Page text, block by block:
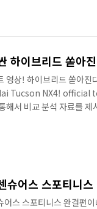
다. 최근까지 22부의 영상
!(하단 클릭) 현대차에
하이브리드 쏟아
영상! 하이브리드 쏟아
Tucson NX4! official
해서 비교 분석 자료를
투싼의 소식 중에서 확인
어스 스포티니스 완결편